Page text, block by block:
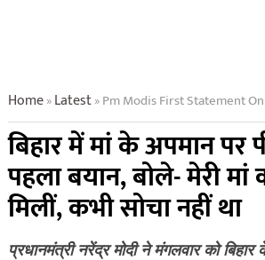
Home»Latest»Pm Modis First Statement On The Insult Of His Mother In Bihar
बिहार में मां के अपमान पर
पहला बयान, बोले- मेरी मां
मिलीं, कभी सोचा नहीं था
प्रधानमंत्री नरेंद्र मोदी ने मंगलवार को